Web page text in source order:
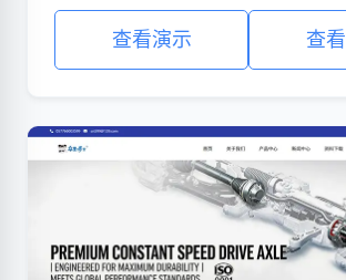
查看演示 查